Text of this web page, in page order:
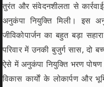
तुरंत और संवेदनशीलता से
अनुकंपा नियुक्ति मिली। इस
जीविकोपार्जन का बहुत बड़ा
परिवार में उनकी बुजुर्ग सास, दो
ऐसे में अनुकंपा नियुक्ति भरण
विकास कार्याें के लोकार्पण और